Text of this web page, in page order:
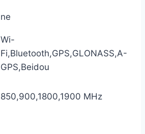
ne
Wi-
Fi,Bluetooth,GPS,GLONASS,A-
GPS,Beidou
850,900,1800,1900 MHz